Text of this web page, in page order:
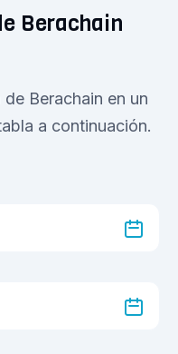
Berachain
Berachain en un
a continuación.